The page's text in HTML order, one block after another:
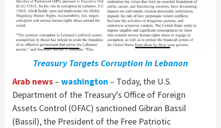
Treasury Targets Corruption in Lebanon
Arab news – washington – Today, the U.S.
Department of the Treasury’s Office of Foreign
Assets Control (OFAC) sanctioned Gibran Bassil
(Bassil), the President of the Free Patriotic